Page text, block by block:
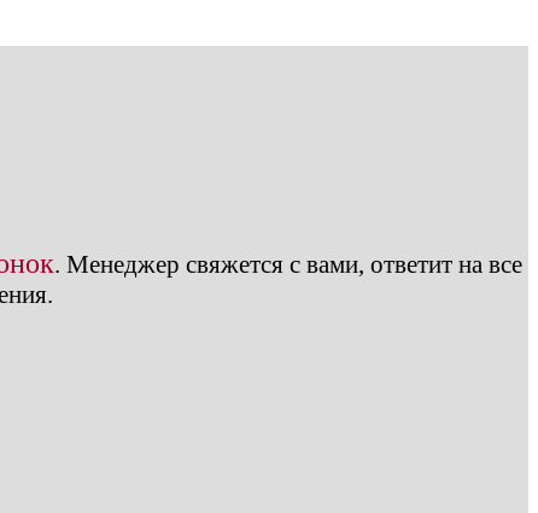
. Менеджер свяжется с вами, ответит на все